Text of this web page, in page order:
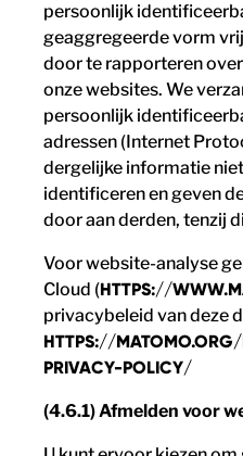
persoonlijk
geaggregeerde vorm
door te rapporteren
onze websites. We
persoonlijk
adressen (Internet
dergelijke informatie
identificeren en geven
door aan derden, tenzij
Voor website-analyse
Cloud (HTTPS://
privacybeleid van deze
HTTPS://
PRIVACY-POLICY/
(4.6.1) Afmelden voor